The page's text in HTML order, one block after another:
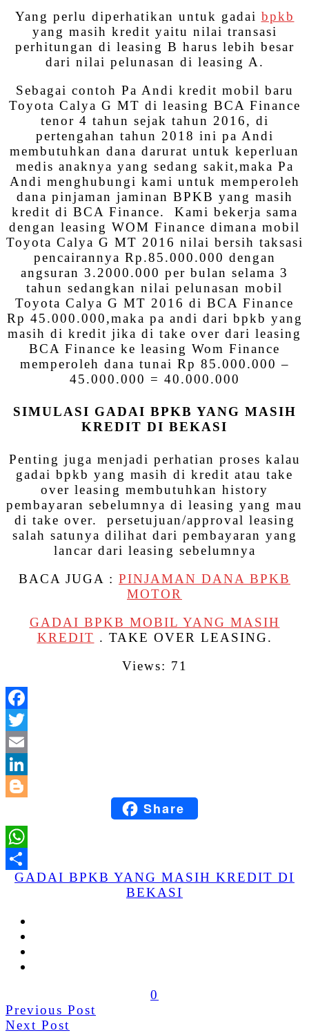
Yang perlu diperhatikan untuk gadai bpkb
yang masih kredit yaitu nilai transasi
perhitungan di leasing B harus lebih besar
dari nilai pelunasan di leasing A.
Sebagai contoh Pa Andi kredit mobil baru
Toyota Calya G MT di leasing BCA Finance
tenor 4 tahun sejak tahun 2016, di
pertengahan tahun 2018 ini pa Andi
membutuhkan dana darurat untuk keperluan
medis anaknya yang sedang sakit,maka Pa
Andi menghubungi kami untuk memperoleh
dana pinjaman jaminan BPKB yang masih
kredit di BCA Finance. Kami bekerja sama
dengan leasing WOM Finance dimana mobil
Toyota Calya G MT 2016 nilai bersih taksasi
pencairannya Rp.85.000.000 dengan
angsuran 3.2000.000 per bulan selama 3
tahun sedangkan nilai pelunasan mobil
Toyota Calya G MT 2016 di BCA Finance
Rp 45.000.000,maka pa andi dari bpkb yang
masih di kredit jika di take over dari leasing
BCA Finance ke leasing Wom Finance
memperoleh dana tunai Rp 85.000.000 –
45.000.000 = 40.000.000
SIMULASI GADAI BPKB YANG MASIH
KREDIT DI BEKASI
Penting juga menjadi perhatian proses kalau
gadai bpkb yang masih di kredit atau take
over leasing membutuhkan history
pembayaran sebelumnya di leasing yang mau
di take over. persetujuan/approval leasing
salah satunya dilihat dari pembayaran yang
lancar dari leasing sebelumnya
BACA JUGA : PINJAMAN DANA BPKB
MOTOR
GADAI BPKB MOBIL YANG MASIH
KREDIT . TAKE OVER LEASING.
Views: 71
BloggerShare
Share
GADAI BPKB YANG MASIH KREDIT DI
BEKASI
0
Previous Post
Next Post